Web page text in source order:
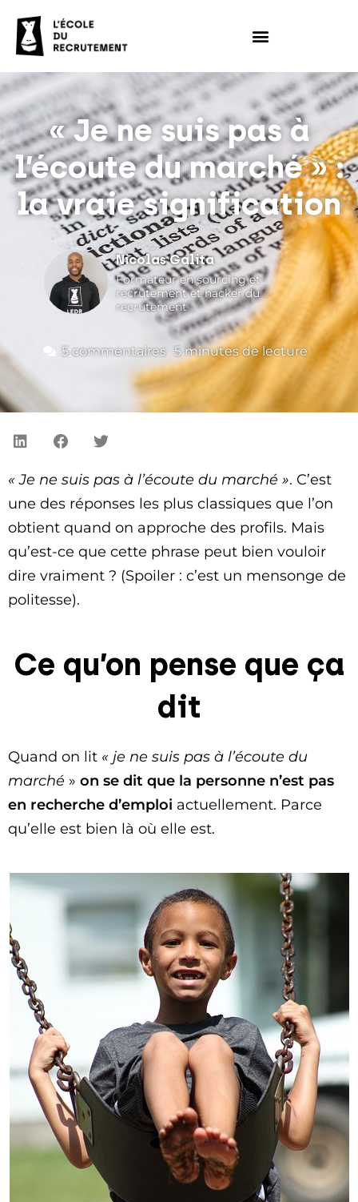
« Je ne suis pas à
l’écoute du marché » :
la vraie signification
Nicolas Galita
Formateur en sourcing et
recrutement et hacker du
recrutement
5 commentaires 5minutes de lecture
« Je ne suis pas à l’écoute du marché ». C’est
une des réponses les plus classiques que l’on
obtient quand on approche des profils. Mais
qu’est-ce que cette phrase peut bien vouloir
dire vraiment ? (Spoiler : c’est un mensonge de
politesse).
Ce qu’on pense que ça
dit
Quand on lit « je ne suis pas à l’écoute du
marché » on se dit que la personne n’est pas
en recherche d’emploi actuellement. Parce
qu’elle est bien là où elle est.